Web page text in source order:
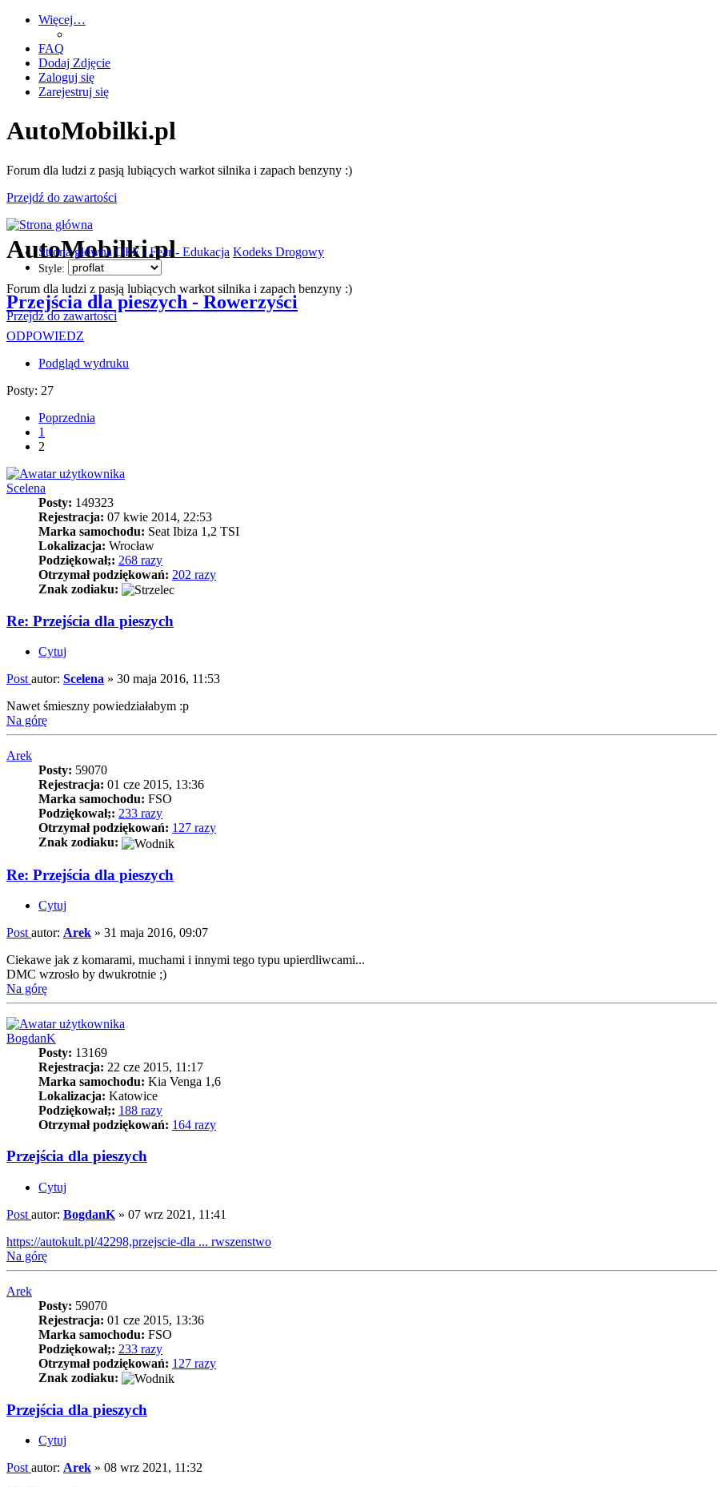
Więcej…
FAQ
Dodaj Zdjęcie
Zaloguj się
Zarejestruj się
AutoMobilki.pl
Forum dla ludzi z pasją lubiących warkot silnika i zapach benzyny :)
Przejdź do zawartości
AutoMobilki.pl
Forum dla ludzi z pasją lubiących warkot silnika i zapach benzyny :)
Przejdź do zawartości
Strona główna OFF - Fear - Edukacja Kodeks Drogowy
Style:
Przejścia dla pieszych - Rowerzyści
ODPOWIEDZ
Podgląd wydruku
Posty: 27
Poprzednia
1
2
Scelena
Posty: 149323
Rejestracja: 07 kwie 2014, 22:53
Marka samochodu: Seat Ibiza 1,2 TSI
Lokalizacja: Wrocław
Podziękował;: 268 razy
Otrzymał podziękowań: 202 razy
Znak zodiaku:
Re: Przejścia dla pieszych
Cytuj
Post autor: Scelena » 30 maja 2016, 11:53
Nawet śmieszny powiedziałabym :p
Na górę
Arek
Posty: 59070
Rejestracja: 01 cze 2015, 13:36
Marka samochodu: FSO
Podziękował;: 233 razy
Otrzymał podziękowań: 127 razy
Znak zodiaku:
Re: Przejścia dla pieszych
Cytuj
Post autor: Arek » 31 maja 2016, 09:07
Ciekawe jak z komarami, muchami i innymi tego typu upierdliwcami...
DMC wzrosło by dwukrotnie ;)
Na górę
BogdanK
Posty: 13169
Rejestracja: 22 cze 2015, 11:17
Marka samochodu: Kia Venga 1,6
Lokalizacja: Katowice
Podziękował;: 188 razy
Otrzymał podziękowań: 164 razy
Przejścia dla pieszych
Cytuj
Post autor: BogdanK » 07 wrz 2021, 11:41
https://autokult.pl/42298,przejscie-dla ... rwszenstwo
Na górę
Arek
Posty: 59070
Rejestracja: 01 cze 2015, 13:36
Marka samochodu: FSO
Podziękował;: 233 razy
Otrzymał podziękowań: 127 razy
Znak zodiaku:
Przejścia dla pieszych
Cytuj
Post autor: Arek » 08 wrz 2021, 11:32